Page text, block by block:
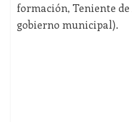
formación, Teniente
gobierno municipal).